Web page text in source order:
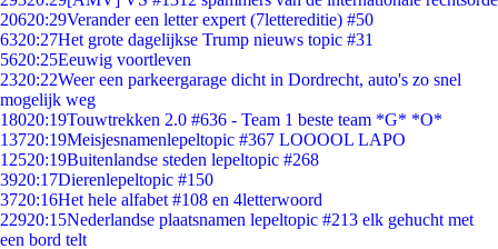
20620:29Verander een letter expert (7lettereditie) #50
6320:27Het grote dagelijkse Trump nieuws topic #31
5620:25Eeuwig voortleven
2320:22Weer een parkeergarage dicht in Dordrecht, auto's zo snel
mogelijk weg
18020:19Touwtrekken 2.0 #636 - Team 1 beste team *G* *O*
13720:19Meisjesnamenlepeltopic #367 LOOOOL LAPO
12520:19Buitenlandse steden lepeltopic #268
3920:17Dierenlepeltopic #150
3720:16Het hele alfabet #108 en 4letterwoord
22920:15Nederlandse plaatsnamen lepeltopic #213 elk gehucht met
een bord telt